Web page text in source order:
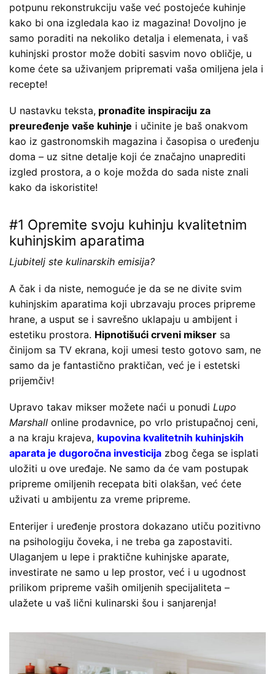
potpunu rekonstrukciju vaše već postojeće kuhinje
kako bi ona izgledala kao iz magazina! Dovoljno je
samo poraditi na nekoliko detalja i elemenata, i vaš
kuhinjski prostor može dobiti sasvim novo obličje, u
kome ćete sa uživanjem pripremati vaša omiljena jela i
recepte!
U nastavku teksta, pronađite inspiraciju za
preuređenje vaše kuhinje i učinite je baš onakvom
kao iz gastronomskih magazina i časopisa o uređenju
doma – uz sitne detalje koji će značajno unaprediti
izgled prostora, a o koje možda do sada niste znali
kako da iskoristite!
#1 Opremite svoju kuhinju kvalitetnim
kuhinjskim aparatima
Ljubitelj ste kulinarskih emisija?
A čak i da niste, nemoguće je da se ne divite svim
kuhinjskim aparatima koji ubrzavaju proces pripreme
hrane, a usput se i savrešno uklapaju u ambijent i
estetiku prostora. Hipnotišući crveni mikser sa
činijom sa TV ekrana, koji umesi testo gotovo sam, ne
samo da je fantastično praktičan, već je i estetski
prijemčiv!
Upravo takav mikser možete naći u ponudi Lupo
Marshall online prodavnice, po vrlo pristupačnoj ceni,
a na kraju krajeva, kupovina kvalitetnih kuhinjskih
aparata je dugoročna investicija zbog čega se isplati
uložiti u ove uređaje. Ne samo da će vam postupak
pripreme omiljenih recepata biti olakšan, već ćete
uživati u ambijentu za vreme pripreme.
Enterijer i uređenje prostora dokazano utiču pozitivno
na psihologiju čoveka, i ne treba ga zapostaviti.
Ulaganjem u lepe i praktične kuhinjske aparate,
investirate ne samo u lep prostor, već i u ugodnost
prilikom pripreme vaših omiljenih specijaliteta –
ulažete u vaš lični kulinarski šou i sanjarenja!